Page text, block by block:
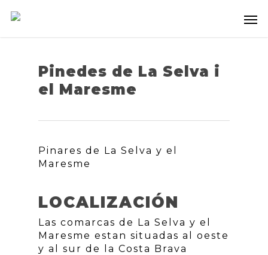
Pinedes de La Selva i
el Maresme
Pinares de La Selva y el
Maresme
LOCALIZACIÓN
Las comarcas de La Selva y el
Maresme estan situadas al oeste
y al sur de la Costa Brava